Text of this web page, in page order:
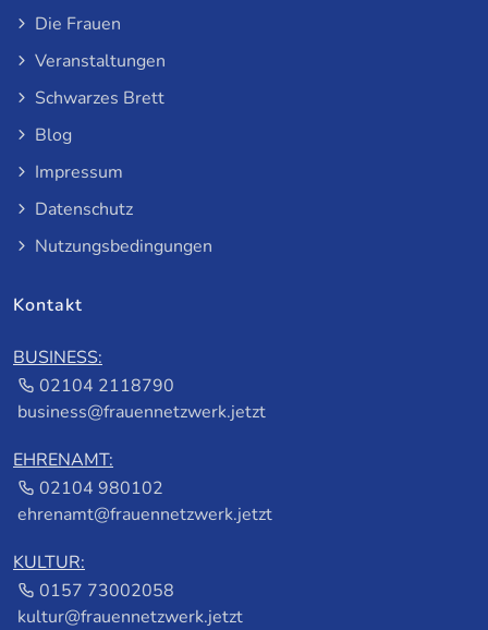
Die Frauen
Veranstaltungen
Schwarzes Brett
Blog
Impressum
Datenschutz
Nutzungsbedingungen
Kontakt
BUSINESS:
02104 2118790
business@frauennetzwerk.jetzt
EHRENAMT:
02104 980102
ehrenamt@frauennetzwerk.jetzt
KULTUR:
0157 73002058
kultur@frauennetzwerk.jetzt